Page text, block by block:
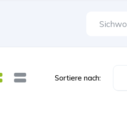
Sortiere nach: